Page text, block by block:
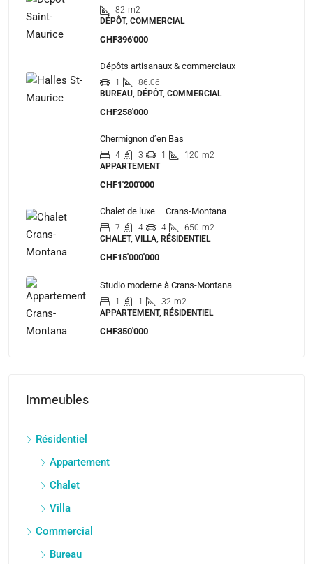
82 m2
DÉPÔT, COMMERCIAL
CHF396'000
Dépôts artisanaux & commerciaux
1
86.06
BUREAU, DÉPÔT, COMMERCIAL
CHF258'000
Chermignon d’en Bas
4 3 1 120 m2
APPARTEMENT
CHF1'200'000
Chalet de luxe – Crans-Montana
7 4 4 650 m2
CHALET, VILLA, RÉSIDENTIEL
CHF15'000'000
Studio moderne à Crans-Montana
1 1 32 m2
APPARTEMENT, RÉSIDENTIEL
CHF350'000
Immeubles
Résidentiel
Appartement
Chalet
Villa
Commercial
Bureau